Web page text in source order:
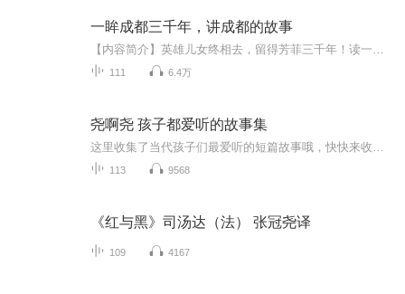
一眸成都三千年，讲成都的故事
111 6.4万
尧啊尧 孩子都爱听的故事集
113 9568
《红与黑》司汤达（法） 张冠尧译
109 4167